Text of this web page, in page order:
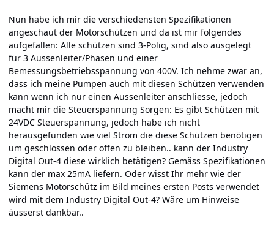
Nun habe ich mir die verschiedensten Spezifikationen
angeschaut der Motorschützen und da ist mir folgendes
aufgefallen: Alle schützen sind 3-Polig, sind also ausgelegt
für 3 Aussenleiter/Phasen und einer
Bemessungsbetriebsspannung von 400V. Ich nehme zwar an,
dass ich meine Pumpen auch mit diesen Schützen verwenden
kann wenn ich nur einen Aussenleiter anschliesse, jedoch
macht mir die Steuerspannung Sorgen: Es gibt Schützen mit
24VDC Steuerspannung, jedoch habe ich nicht
herausgefunden wie viel Strom die diese Schützen benötigen
um geschlossen oder offen zu bleiben.. kann der Industry
Digital Out-4 diese wirklich betätigen? Gemäss Spezifikationen
kann der max 25mA liefern. Oder wisst Ihr mehr wie der
Siemens Motorschütz im Bild meines ersten Posts verwendet
wird mit dem Industry Digital Out-4? Wäre um Hinweise
äusserst dankbar..